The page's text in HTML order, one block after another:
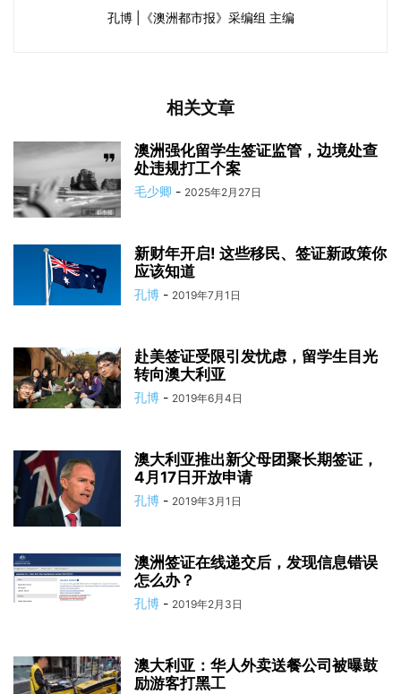
孔博 |《澳洲都市报》采编组 主编
相关文章
澳洲强化留学生签证监管，边境处查
处违规打工个案
毛少卿 - 2025年2月27日
新财年开启! 这些移民、签证新政策你
应该知道
孔博 - 2019年7月1日
赴美签证受限引发忧虑，留学生目光
转向澳大利亚
孔博 - 2019年6月4日
澳大利亚推出新父母团聚长期签证，
4月17日开放申请
孔博 - 2019年3月1日
澳洲签证在线递交后，发现信息错误
怎么办？
孔博 - 2019年2月3日
澳大利亚：华人外卖送餐公司被曝鼓
励游客打黑工